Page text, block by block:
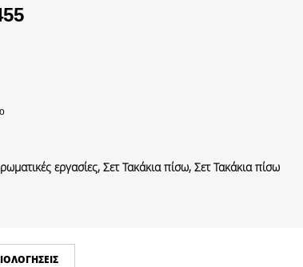
εργασίες, Σετ Τακάκια πίσω, Σετ Τακάκια πίσω